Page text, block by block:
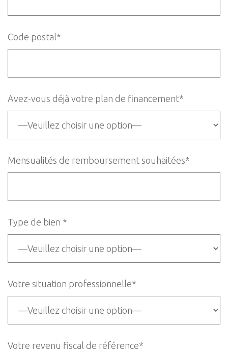
Code postal*
Avez-vous déjà votre plan de financement*
Mensualités de remboursement souhaitées*
Type de bien *
Votre situation professionnelle*
Votre revenu fiscal de référence*